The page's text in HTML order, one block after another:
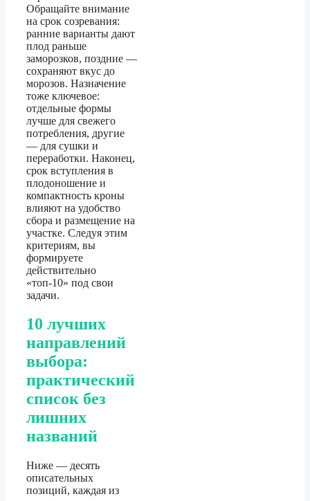
Обращайте внимание
на срок созревания:
ранние варианты дают
плод раньше
заморозков, поздние —
сохраняют вкус до
морозов. Назначение
тоже ключевое:
отдельные формы
лучше для свежего
потребления, другие
— для сушки и
переработки. Наконец,
срок вступления в
плодоношение и
компактность кроны
влияют на удобство
сбора и размещение на
участке. Следуя этим
критериям, вы
формируете
действительно
«топ-10» под свои
задачи.
10 лучших
направлений
выбора:
практический
список без
лишних
названий
Ниже — десять
описательных
позиций, каждая из